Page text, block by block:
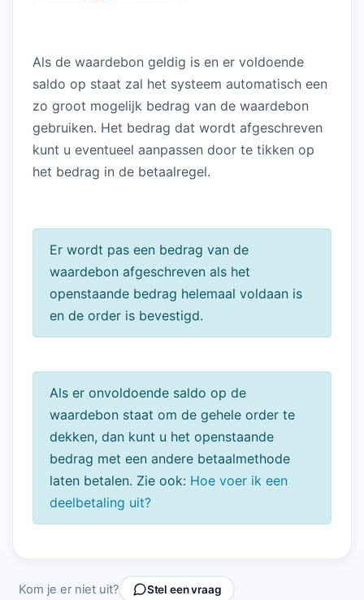
Als de waardebon geldig is en er voldoende
saldo op staat zal het systeem automatisch een
zo groot mogelijk bedrag van de waardebon
gebruiken. Het bedrag dat wordt afgeschreven
kunt u eventueel aanpassen door te tikken op
het bedrag in de betaalregel.
Er wordt pas een bedrag van de
waardebon afgeschreven als het
openstaande bedrag helemaal voldaan is
en de order is bevestigd.
Als er onvoldoende saldo op de
waardebon staat om de gehele order te
dekken, dan kunt u het openstaande
bedrag met een andere betaalmethode
laten betalen. Zie ook: Hoe voer ik een
deelbetaling uit?
Kom je er niet uit? Stel een vraag